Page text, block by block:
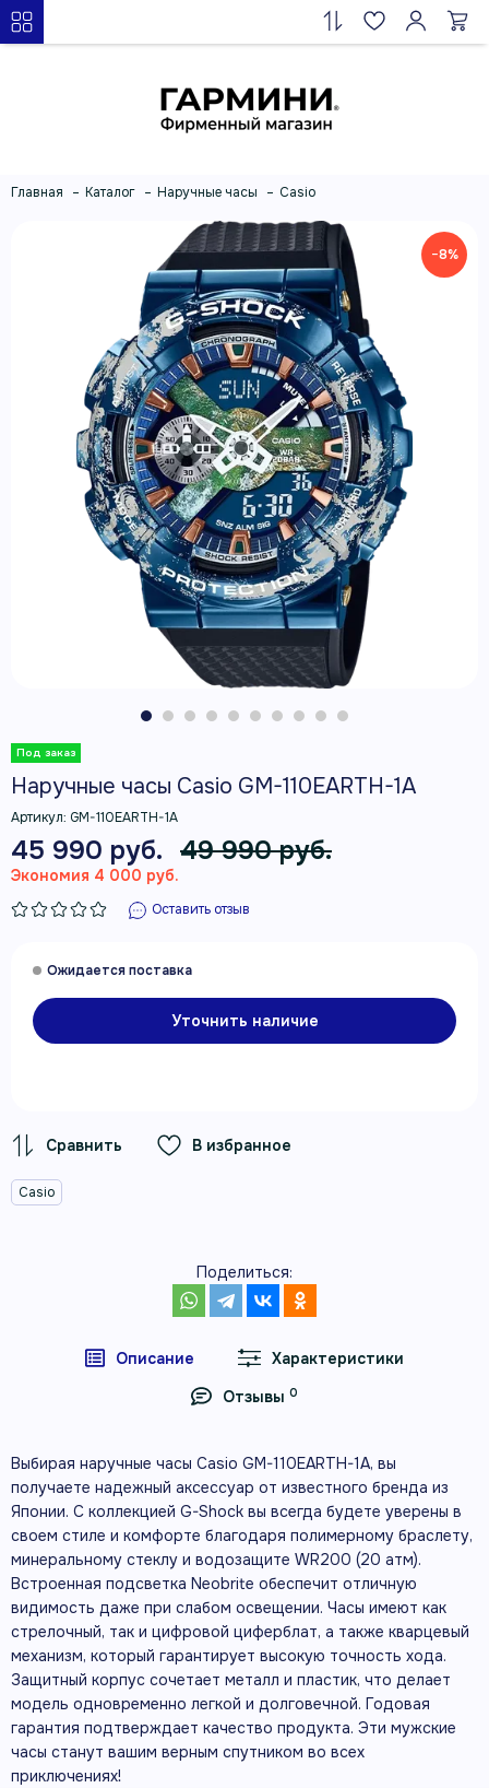
Главная Каталог Наручные часы Casio
−8%
Наручные часы Casio GM-110EARTH-1A
Артикул: GM-110EARTH-1A
45 990 руб. 49 990 руб.
Экономия 4 000 руб.
Оставить отзыв
Уточнить наличие
В избранное
Casio
Поделиться:
Описание
Характеристики
Отзывы 0
Выбирая наручные часы Casio GM-110EARTH-1A, вы
получаете надежный аксессуар от известного бренда из
Японии. С коллекцией G-Shock вы всегда будете уверены в
своем стиле и комфорте благодаря полимерному браслету,
минеральному стеклу и водозащите WR200 (20 атм).
Встроенная подсветка Neobrite обеспечит отличную
видимость даже при слабом освещении. Часы имеют как
стрелочный, так и цифровой циферблат, а также кварцевый
механизм, который гарантирует высокую точность хода.
Защитный корпус сочетает металл и пластик, что делает
модель одновременно легкой и долговечной. Годовая
гарантия подтверждает качество продукта. Эти мужские
часы станут вашим верным спутником во всех
приключениях!